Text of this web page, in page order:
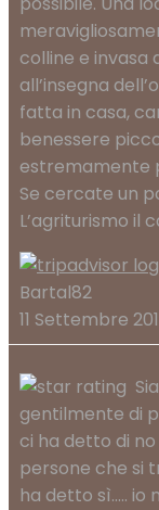
colline e invasa
all’insegna
fatta in casa,
benessere
estremamente
Se cercate un
L’agriturismo il
Bartal82
11 Settembre
gentilmente di
ci ha detto di
persone che si
ha detto sì.....